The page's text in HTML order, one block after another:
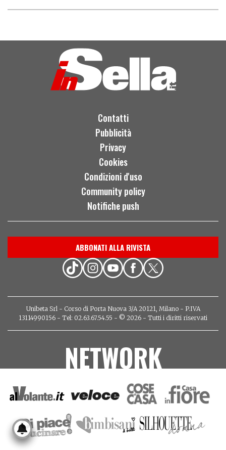
Contatti
Pubblicità
Privacy
Cookies
Condizioni d'uso
Community policy
Notifiche push
ABBONATI ALLA RIVISTA
Unibeta Srl - Corso di Porta Nuova 3/A 20121, Milano - P.IVA
13114990156 - Tel: 02.63.67.54.55 - © 2026 - Tutti i diritti riservati
NETWORK